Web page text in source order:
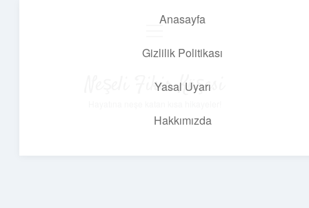
Anasayfa
Gizlilik Politikası
Yasal Uyarı
Hakkımızda
Neşeli Fikir Köşesi